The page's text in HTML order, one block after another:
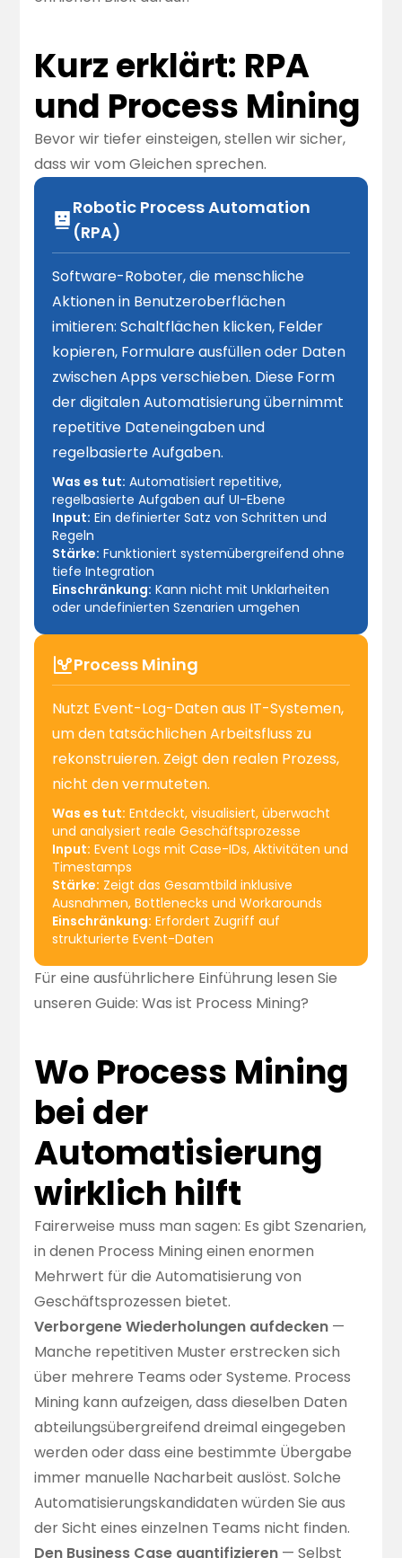
Kurz erklärt: RPA
und Process Mining
Bevor wir tiefer einsteigen, stellen wir sicher,
dass wir vom Gleichen sprechen.
Robotic Process Automation
(RPA)
Software-Roboter, die menschliche
Aktionen in Benutzeroberflächen
imitieren: Schaltflächen klicken, Felder
kopieren, Formulare ausfüllen oder Daten
zwischen Apps verschieben. Diese Form
der digitalen Automatisierung übernimmt
repetitive Dateneingaben und
regelbasierte Aufgaben.
Was es tut: Automatisiert repetitive,
regelbasierte Aufgaben auf UI-Ebene
Input: Ein definierter Satz von Schritten und
Regeln
Stärke: Funktioniert systemübergreifend ohne
tiefe Integration
Einschränkung: Kann nicht mit Unklarheiten
oder undefinierten Szenarien umgehen
Process Mining
Nutzt Event-Log-Daten aus IT-Systemen,
um den tatsächlichen Arbeitsfluss zu
rekonstruieren. Zeigt den realen Prozess,
nicht den vermuteten.
Was es tut: Entdeckt, visualisiert, überwacht
und analysiert reale Geschäftsprozesse
Input: Event Logs mit Case-IDs, Aktivitäten und
Timestamps
Stärke: Zeigt das Gesamtbild inklusive
Ausnahmen, Bottlenecks und Workarounds
Einschränkung: Erfordert Zugriff auf
strukturierte Event-Daten
Für eine ausführlichere Einführung lesen Sie
unseren Guide:Was ist Process Mining?
Wo Process Mining
bei der
Automatisierung
wirklich hilft
Fairerweise muss man sagen: Es gibt Szenarien,
in denen Process Mining einen enormen
Mehrwert für die Automatisierung von
Geschäftsprozessen bietet.
Verborgene Wiederholungen aufdecken —
Manche repetitiven Muster erstrecken sich
über mehrere Teams oder Systeme. Process
Mining kann aufzeigen, dass dieselben Daten
abteilungsübergreifend dreimal eingegeben
werden oder dass eine bestimmte Übergabe
immer manuelle Nacharbeit auslöst. Solche
Automatisierungskandidaten würden Sie aus
der Sicht eines einzelnen Teams nicht finden.
Den Business Case quantifizieren — Selbst